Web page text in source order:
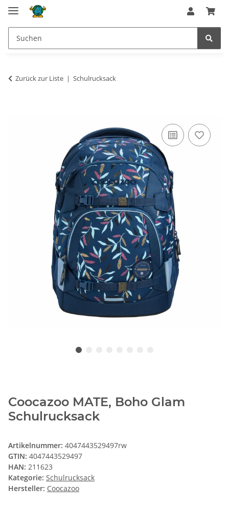
Zurück zur Liste Schulrucksack
Coocazoo MATE, Boho Glam
Schulrucksack
Artikelnummer: 4047443529497rw
GTIN: 4047443529497
HAN: 211623
Kategorie: Schulrucksack
Hersteller: Coocazoo